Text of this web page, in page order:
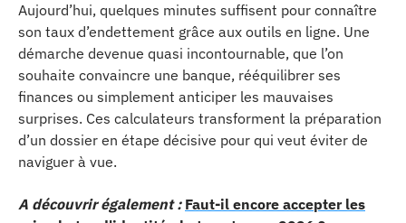
Aujourd’hui, quelques minutes suffisent pour connaître
son taux d’endettement grâce aux outils en ligne. Une
démarche devenue quasi incontournable, que l’on
souhaite convaincre une banque, rééquilibrer ses
finances ou simplement anticiper les mauvaises
surprises. Ces calculateurs transforment la préparation
d’un dossier en étape décisive pour qui veut éviter de
naviguer à vue.
A découvrir également : Faut-il encore accepter les